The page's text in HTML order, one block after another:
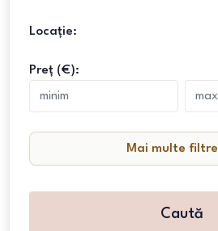
Locație:
Preț (€):
Mai multe filtre
Caută